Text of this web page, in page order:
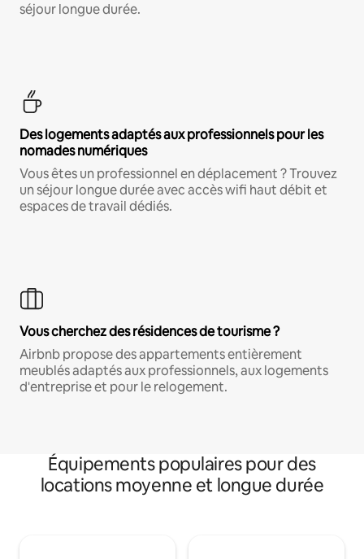
séjour longue durée.
Des logements adaptés aux professionnels pour les
nomades numériques
Vous êtes un professionnel en déplacement ? Trouvez
un séjour longue durée avec accès wifi haut débit et
espaces de travail dédiés.
Vous cherchez des résidences de tourisme ?
Airbnb propose des appartements entièrement
meublés adaptés aux professionnels, aux logements
d'entreprise et pour le relogement.
Équipements populaires pour des
locations moyenne et longue durée